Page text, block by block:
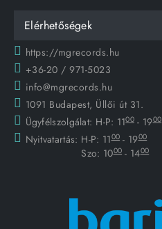
Elérhetőségek
https://mgrecords.hu
+36-20 / 971-5023
info@mgrecords.hu
1091 Budapest, Üllői út 31.
Ügyfélszolgálat: H-P: 1100 - 1900
Nyitvatartás: H-P: 1100 - 1900
Szo: 1000 - 1400